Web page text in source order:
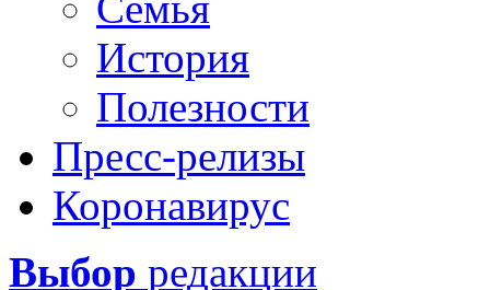
История
Полезности
Пресс-релизы
Коронавирус
Выбор редакции